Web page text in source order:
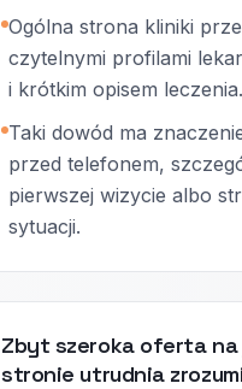
Ogólna strona kliniki
czytelnymi profilami
i krótkim opisem leczenia.
Taki dowód ma
przed telefonem,
pierwszej wizycie albo
sytuacji.
Zbyt szeroka oferta na
stronie utrudnia